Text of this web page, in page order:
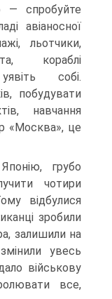
— спробуйте
авіаносної
льотчики,
кораблі
собі.
побу­дувати
навчання
«Москва», це
грубо
чотири
відбулися
зро­били
залишили на
увесь
військову
все,